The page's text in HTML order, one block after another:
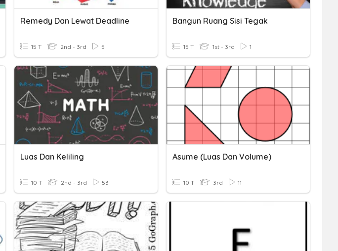
Remedy Dan Lewat Deadline
15 T 2nd - 3rd 5
Bangun Ruang Sisi Tegak
15 T 1st - 3rd 1
Luas Dan Keliling
10 T 2nd - 3rd 53
Asume (Luas Dan Volume)
10 T 3rd 11